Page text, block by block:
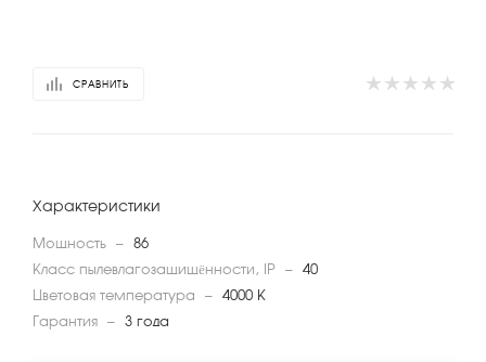
СРАВНИТЬ
Характеристики
Мощность — 86
Класс пылевлагозащищённости, IP — 40
Цветовая температура
— 4000 К
Гарантия — 3 года